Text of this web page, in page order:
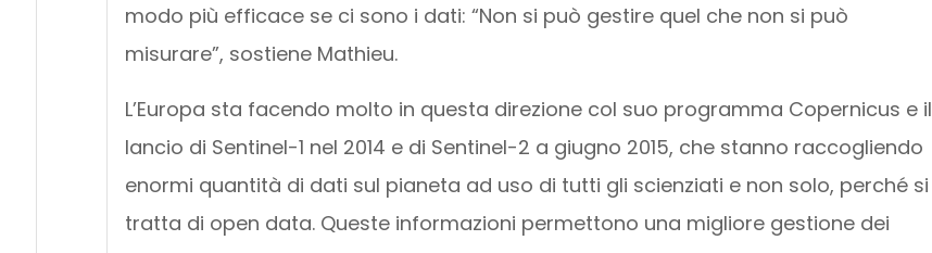
modo più efficace se ci sono i dati: “Non si può gestire quel che non si può
misurare”, sostiene Mathieu.
L’Europa sta facendo molto in questa direzione col suo programma Copernicus e il
lancio di Sentinel-1 nel 2014 e di Sentinel-2 a giugno 2015, che stanno raccogliendo
enormi quantità di dati sul pianeta ad uso di tutti gli scienziati e non solo, perché si
tratta di open data. Queste informazioni permettono una migliore gestione dei